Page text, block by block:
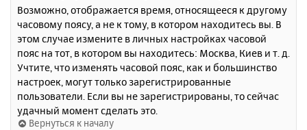
Возможно, отображается время, относящееся к другому
часовому поясу, а не к тому, в котором находитесь вы. В
этом случае измените в личных настройках часовой
пояс на тот, в котором вы находитесь: Москва, Киев и т. д.
Учтите, что изменять часовой пояс, как и большинство
настроек, могут только зарегистрированные
пользователи. Если вы не зарегистрированы, то сейчас
удачный момент сделать это.
Вернуться к началу